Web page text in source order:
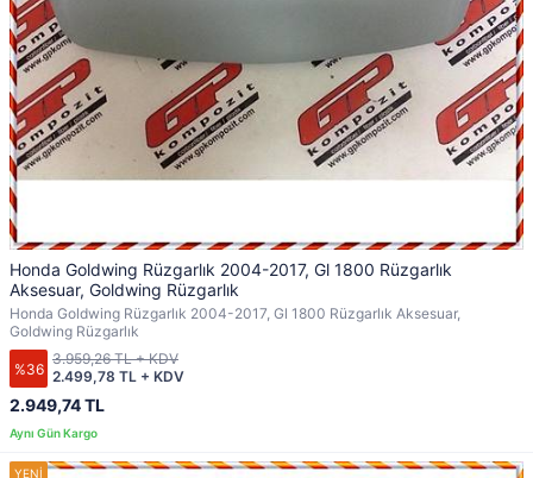
Honda Goldwing Rüzgarlık 2004-2017, Gl 1800 Rüzgarlık
Aksesuar, Goldwing Rüzgarlık
Honda Goldwing Rüzgarlık 2004-2017, Gl 1800 Rüzgarlık Aksesuar,
Goldwing Rüzgarlık
%36
2.949,74 TL
2.499,78 TL + KDV
3.959,26 TL + KDV